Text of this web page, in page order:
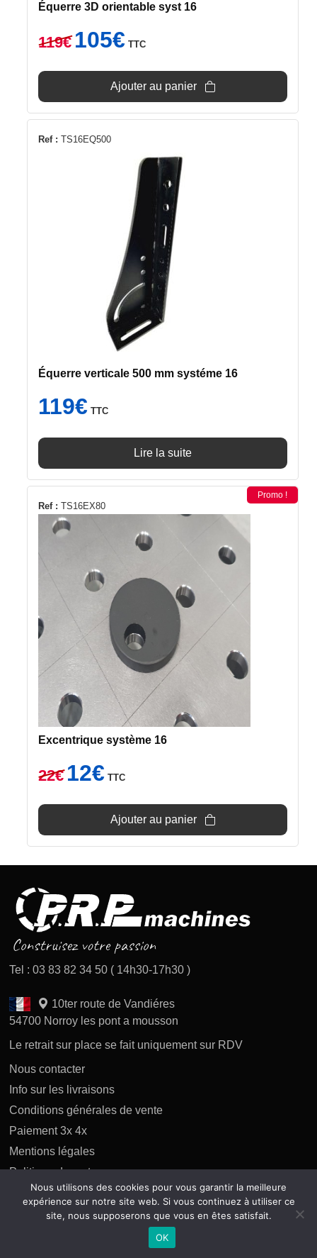
Équerre 3D orientable syst 16
119€
Le
prix
105€prix
est :
TTC
Ajouter au panier
Ref : TS16EQ500
Équerre verticale 500 mm systéme 16
119€ TTC
Lire la suite
Ref : TS16EX80
Promo !
Excentrique système 16
22€
Le
prix
12€prix
est :
TTC
Ajouter au panier
Tel : 03 83 82 34 50 ( 14h30-17h30 )
10ter route de Vandiéres
54700 Norroy les pont a mousson
Le retrait sur place se fait uniquement sur RDV
Nous contacter
Info sur les livraisons
Conditions générales de vente
Paiement 3x 4x
Mentions légales
Politique des retours
Politique de confidentialité
Copyright 2026 tous droits réservés AP Difusion
Nous utilisons des cookies pour vous garantir la meilleure
expérience sur notre site web. Si vous continuez à utiliser ce
site, nous supposerons que vous en êtes satisfait.
OK